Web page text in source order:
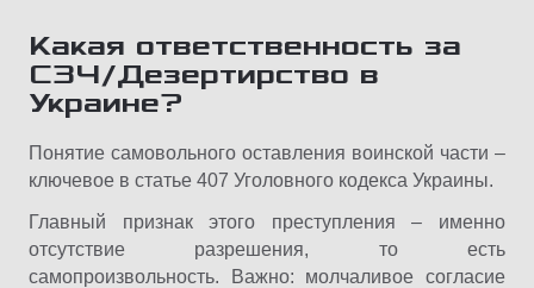
Какая ответственность за
СЗЧ/Дезертирство в
Украине?
Понятие самовольного оставления воинской части –
ключевое в статье 407 Уголовного кодекса Украины.
Главный признак этого преступления – именно
отсутствие разрешения, то есть
самопроизвольность. Важно: молчаливое согласие